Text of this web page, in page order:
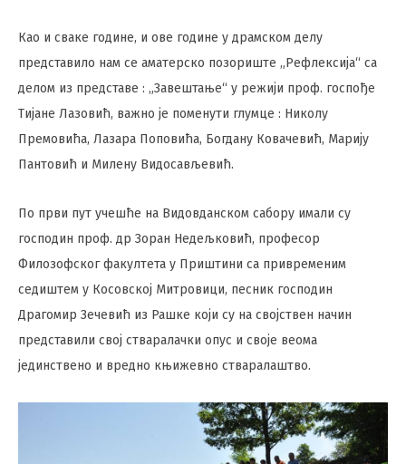
Као и сваке године, и ове године у драмском делу
представило нам се аматерско позориште „Рефлексија“ са
делом из представе : „Завештање“ у режији проф. госпође
Тијане Лазовић, важно је поменути глумце : Николу
Премовића, Лазара Поповића, Богдану Ковачевић, Марију
Пантовић и Милену Видосављевић.
По први пут учешће на Видовданском сабору имали су
господин проф. др Зоран Недељковић, професор
Филозофског факултета у Приштини са привременим
седиштем у Косовској Митровици, песник господин
Драгомир Зечевић из Рашке који су на својствен начин
представили свој стваралачки опус и своје веома
јединствено и вредно књижевно стваралаштво.